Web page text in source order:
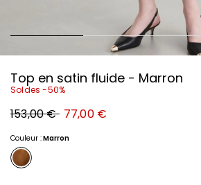
Top en satin fluide - Marron
Soldes -50%
Prix
original
€
153,00 € Nouveau
prix
€
77,00 €
Couleur :Marron